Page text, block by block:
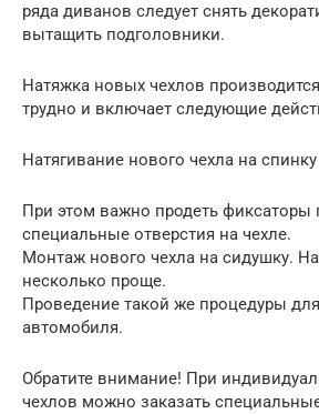
ряда диванов следует снять
вытащить подголовники.
Натяжка новых чехлов
трудно и включает следующие
Натягивание нового чехла на
При этом важно продеть фиксаторы
специальные отверстия на чехле.
Монтаж нового чехла на сидушку.
несколько проще.
Проведение такой же процедуры
автомобиля.
Обратите внимание! При
чехлов можно заказать